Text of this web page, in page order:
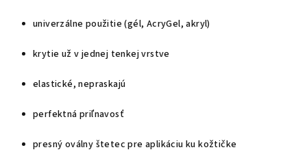
univerzálne použitie (gél, AcryGel, akryl)
krytie už v jednej tenkej vrstve
elastické, nepraskajú
perfektná priľnavosť
presný oválny štetec pre aplikáciu ku kožtičke